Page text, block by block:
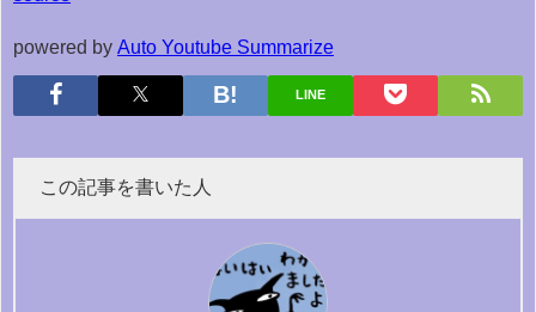
powered by Auto Youtube Summarize
LINE
この記事を書いた人